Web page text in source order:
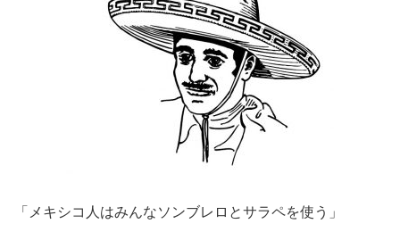
「メキシコ人はみんなソンブレロとサラペを使う」